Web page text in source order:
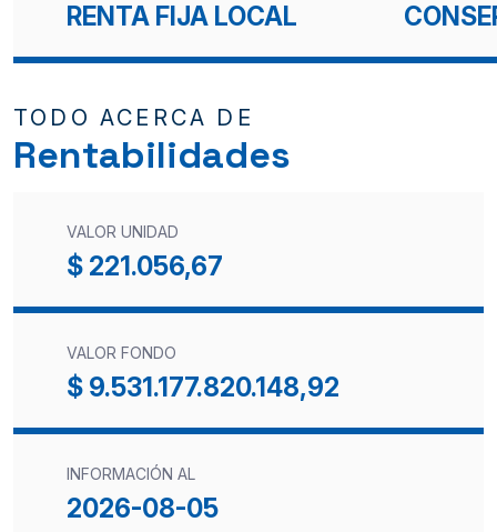
RENTA FIJA LOCAL
TODO ACERCA DE
Rentabilidades
VALOR UNIDAD
$ 221.056,67
VALOR FONDO
$ 9.531.177.820.148,92
INFORMACIÓN AL
2026-08-05